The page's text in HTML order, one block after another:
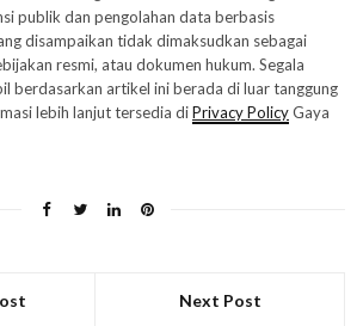
publik dan pengolahan data berbasis
disampaikan tidak dimaksudkan sebagai
resmi, atau dokumen hukum. Segala
berdasarkan artikel ini berada di luar tanggung
lebih lanjut tersedia diPrivacy PolicyGaya
Next Post